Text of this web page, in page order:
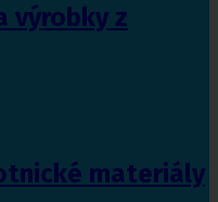
výrobky z
materiály